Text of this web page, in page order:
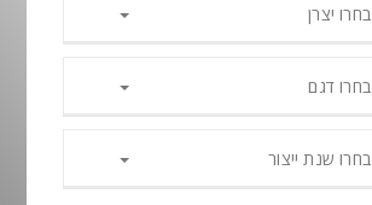
בחרו יצרן
בחרו דגם
בחרו שנת ייצור